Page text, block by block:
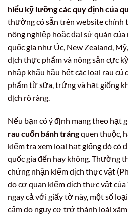
hiểu kỹ lưỡng các quy định của
thường có sẵn trên website chính
nông nghiệp hoặc đại sứ quán
quốc gia như Úc, New Zealand,
dịch thực phẩm và nông sản cực
nhập khẩu hầu hết các loại rau
phẩm từ sữa, trứng và hạt giống
dịch rõ ràng.
Nếu bạn có ý định mang theo hạt
rau cuốn bánh trángquen thuộc,
kiểm tra xem loại hạt giống đó có
quốc gia đến hay không. Thường
chứng nhận kiểm dịch thực vật
do cơ quan kiểm dịch thực vật của
ngay cả với giấy tờ này, một số
cấm do nguy cơ trở thành loài